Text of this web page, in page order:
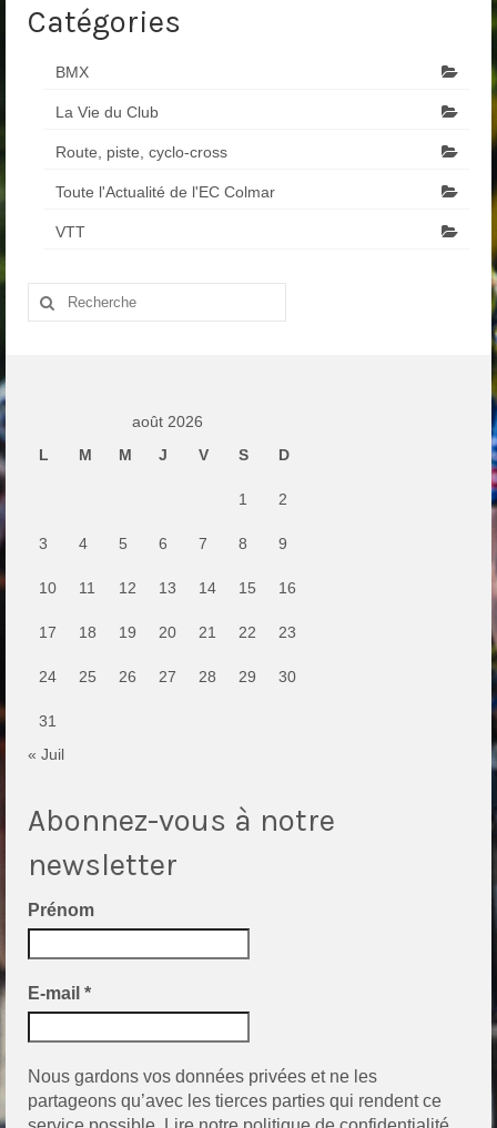
Catégories
BMX
La Vie du Club
Route, piste, cyclo-cross
Toute l'Actualité de l'EC Colmar
VTT
Rechercher
août 2026
L
M M J V S D
1 2
3 4 5 6 7 8 9
10 11 12 13 14 15 16
17 18 19 20 21 22 23
24 25 26 27 28 29 30
31
« Juil
Abonnez-vous à notre
newsletter
Prénom
E-mail *
Nous gardons vos données privées et ne les
partageons qu’avec les tierces parties qui rendent ce